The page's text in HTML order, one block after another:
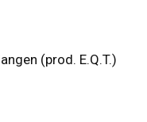
(prod. E.Q.T.)